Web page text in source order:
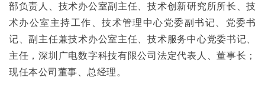
部负责人、技术办公室副主任、技术创新研究所所长、技
术办公室主持工作、技术管理中心党委副书记、党委书
记、副主任兼技术办公室主任、技术服务中心党委书记、
主任，深圳广电数字科技有限公司法定代表人、董事长；
现任本公司董事、总经理。